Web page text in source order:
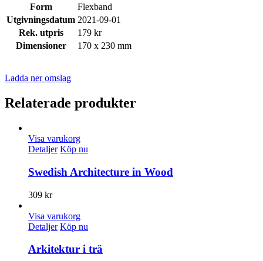
Form
Flexband
Utgivningsdatum 2021-09-01
Rek. utpris
179 kr
Dimensioner
170 x 230 mm
Ladda ner omslag
Relaterade produkter
Visa varukorg
Detaljer Köp nu
Swedish Architecture in Wood
309 kr
Visa varukorg
Detaljer Köp nu
Arkitektur i trä